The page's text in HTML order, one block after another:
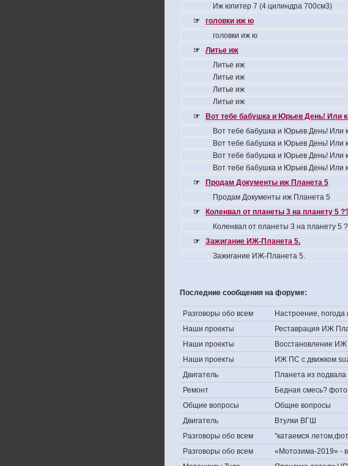
Иж юпитер 7 (4 цилиндра 700см3)
☞
головки иж ю
головки иж ю
☞
Литье иж
Литье иж
Литье иж
Литье иж
Литье иж
☞
Вот тебе бабушка и Юрьев День! Или
Вот тебе бабушка и Юрьев День! Или
Вот тебе бабушка и Юрьев День! Или
Вот тебе бабушка и Юрьев День! Или
Вот тебе бабушка и Юрьев День! Или
☞
Продам Документы иж Планета 5
Продам Документы иж Планета 5
☞
Коленвал от планеты 3 на планету 5
Коленвал от планеты 3 на планету 5
☞
Зажигание ИЖ-Планета 5.
Зажигание ИЖ-Планета 5.
Последние сообщения на форуме:
Разговоры обо всем Настроение, погода
Наши проекты Реставрация ИЖ
Наши проекты Восстановление
Наши проекты ИЖ ПС с движком
Двигатель Планета из подвала
Ремонт Бедная смесь? фото
Общие вопросы Общие вопросы
Двигатель Втулки ВГШ
Разговоры обо всем ''катаемся
Разговоры обо всем «Мотозима-2019» -